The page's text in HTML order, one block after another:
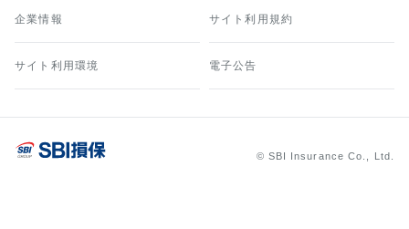
企業情報 サイト利用規約
サイト利用環境 電子公告
© SBI Insurance Co., Ltd.